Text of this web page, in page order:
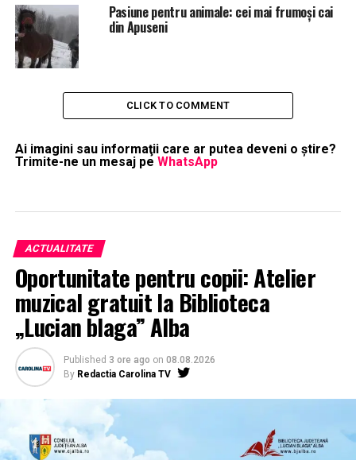
Pasiune pentru animale: cei mai frumoși cai
din Apuseni
CLICK TO COMMENT
Ai imagini sau informaţii care ar putea deveni o ştire?
Trimite-ne un mesaj pe WhatsApp
ACTUALITATE
Oportunitate pentru copii: Atelier
muzical gratuit la Biblioteca
„Lucian blaga” Alba
Published 3 ore ago on 08.08.2026
By Redactia Carolina TV